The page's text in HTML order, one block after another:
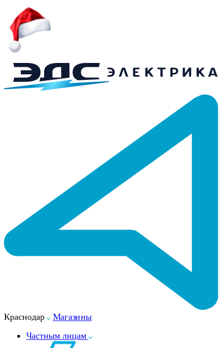
Краснодар
Магазины
Частным лицам